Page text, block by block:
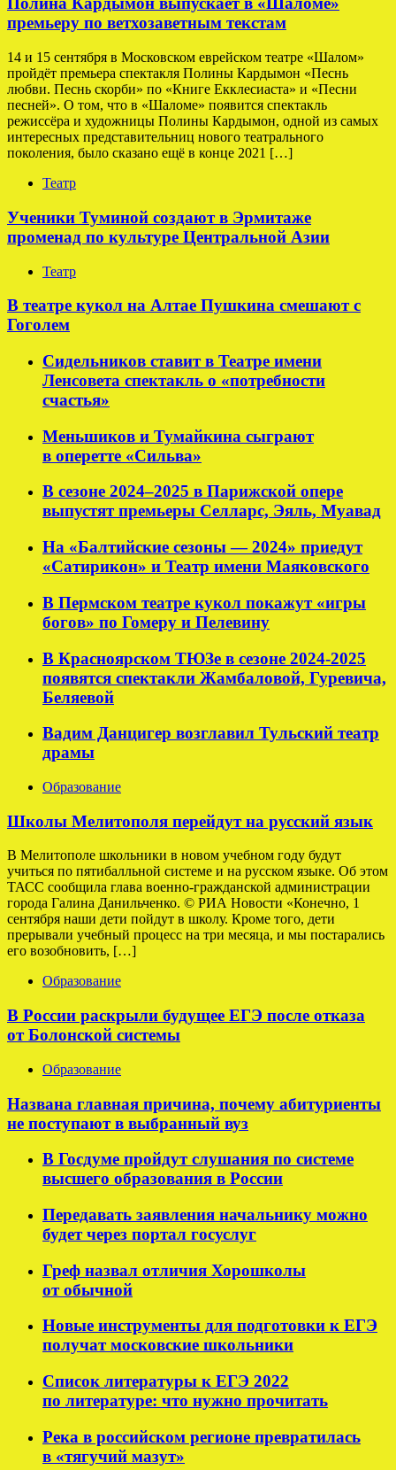
премьеру по ветхозаветным текстам
14 и 15 сентября в Московском еврейском театре «Шалом»
пройдёт премьера спектакля Полины Кардымон «Песнь
любви. Песнь скорби» по «Книге Екклесиаста» и «Песни
песней». О том, что в «Шаломе» появится спектакль
режиссёра и художницы Полины Кардымон, одной из самых
интересных представительниц нового театрального
поколения, было сказано ещё в конце 2021 […]
Театр
Ученики Туминой создают в Эрмитаже
променад по культуре Центральной Азии
Театр
В театре кукол на Алтае Пушкина смешают с
Гоголем
Сидельников ставит в Театре имени
Ленсовета спектакль о «потребности
счастья»
Меньшиков и Тумайкина сыграют
в оперетте «Сильва»
В сезоне 2024–2025 в Парижской опере
выпустят премьеры Селларс, Эяль, Муавад
На «Балтийские сезоны — 2024» приедут
«Сатирикон» и Театр имени Маяковского
В Пермском театре кукол покажут «игры
богов» по Гомеру и Пелевину
В Красноярском ТЮЗе в сезоне 2024-2025
появятся спектакли Жамбаловой, Гуревича,
Беляевой
Вадим Данцигер возглавил Тульский театр
драмы
Образование
Школы Мелитополя перейдут на русский язык
В Мелитополе школьники в новом учебном году будут
учиться по пятибалльной системе и на русском языке. Об этом
ТАСС сообщила глава военно-гражданской администрации
города Галина Данильченко. © РИА Новости «Конечно, 1
сентября наши дети пойдут в школу. Кроме того, дети
прерывали учебный процесс на три месяца, и мы постарались
его возобновить, […]
Образование
В России раскрыли будущее ЕГЭ после отказа
от Болонской системы
Образование
Названа главная причина, почему абитуриенты
не поступают в выбранный вуз
В Госдуме пройдут слушания по системе
высшего образования в России
Передавать заявления начальнику можно
будет через портал госуслуг
Греф назвал отличия Хорошколы
от обычной
Новые инструменты для подготовки к ЕГЭ
получат московские школьники
Список литературы к ЕГЭ 2022
по литературе: что нужно прочитать
Река в российском регионе превратилась
в «тягучий мазут»